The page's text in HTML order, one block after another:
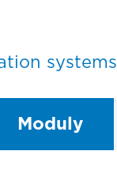
systems
Moduly